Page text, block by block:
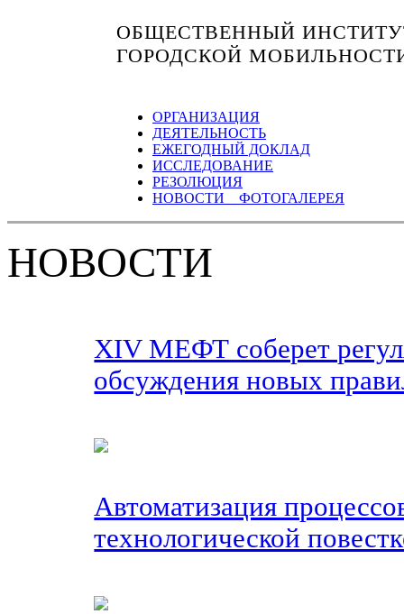
ОБЩЕСТВЕННЫЙ
ГОРОДСКОЙ
ОРГАНИЗАЦИЯ
ДЕЯТЕЛЬНОСТЬ
ЕЖЕГОДНЫЙ ДОКЛАД
ИССЛЕДОВАНИЕ
РЕЗОЛЮЦИЯ
НОВОСТИ ФОТОГАЛЕРЕЯ
НОВОСТИ
XIV МЕФТ соберет
обсуждения новых
Автоматизация
технологической